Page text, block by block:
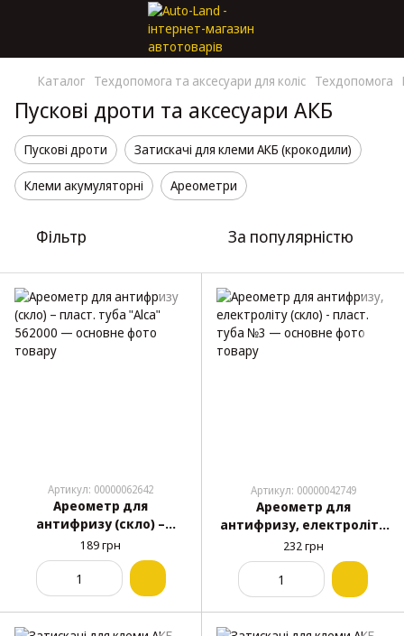
Каталог Техдопомога та аксесуари для коліс Техдопомога
Пускові дроти та аксесуари АКБ
Пускові дроти Затискачі для клеми АКБ (крокодили)
Клеми акумуляторні Ареометри
Фільтр За популярністю
Артикул: 00000062642
Ареометр для
антифризу (скло) –
пласт. туба "Alca" 562000
189 грн
Артикул: 00000042749
Ареометр для
антифризу, електроліту
(скло) - пласт. туба №3
232 грн